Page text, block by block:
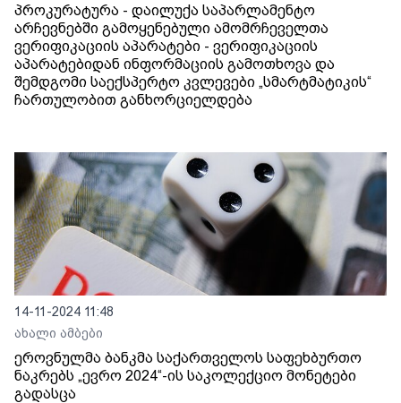
პროკურატურა - დაილუქა საპარლამენტო
არჩევნებში გამოყენებული ამომრჩეველთა
ვერიფიკაციის აპარატები - ვერიფიკაციის
აპარატებიდან ინფორმაციის გამოთხოვა და
შემდგომი საექსპერტო კვლევები „სმარტმატიკის“
ჩართულობით განხორციელდება
14-11-2024 11:48
ახალი ამბები
ეროვნულმა ბანკმა საქართველოს საფეხბურთო
ნაკრებს „ევრო 2024“-ის საკოლექციო მონეტები
გადასცა